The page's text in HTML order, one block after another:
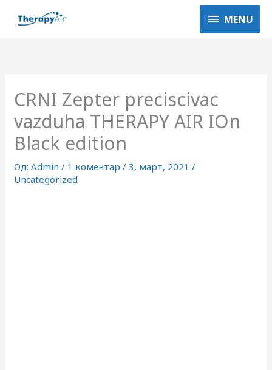
MENU
MENU
CRNI Zepter preciscivac
vazduha THERAPY AIR IOn
Black edition
Од: Admin/ 1 коментар /3, март, 2021/
Uncategorized